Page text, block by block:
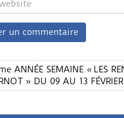
ANNÉE SEMAINE « LES
» DU 09 AU 13